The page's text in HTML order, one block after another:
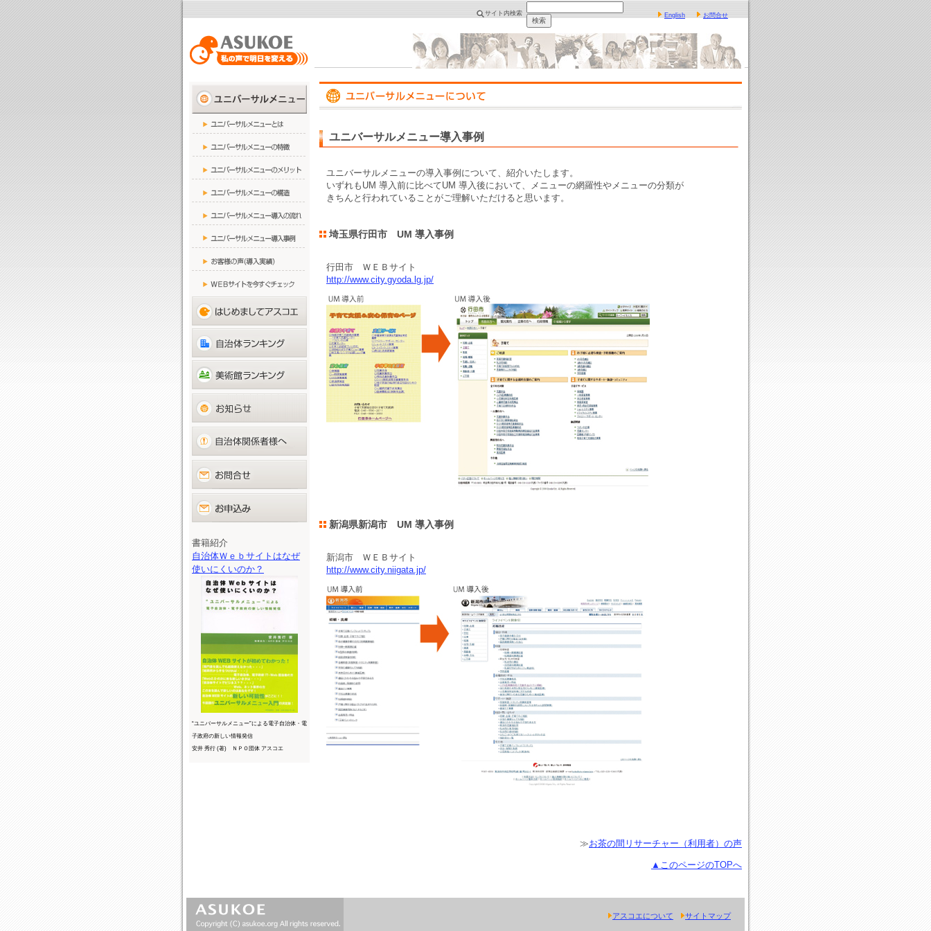
サイト内検索 English お問合せ
書籍紹介
自治体Ｗｅｂサイトはなぜ
使いにくいのか？
“ユニバーサルメニュー”による電子自治体・電
子政府の新しい情報発信
安井 秀行 (著) ＮＰＯ団体 アスコエ
ユニバーサルメニュー導入事例
ユニバーサルメニューの導入事例について、紹介いたします。
いずれもUM 導入前に比べてUM 導入後において、メニューの網羅性やメニューの分類が
きちんと行われていることがご理解いただけると思います。
埼玉県行田市 UM 導入事例
行田市 ＷＥＢサイト
http://www.city.gyoda.lg.jp/
新潟県新潟市 UM 導入事例
新潟市 ＷＥＢサイト
http://www.city.niigata.jp/
≫お茶の間リサーチャー（利用者）の声
▲このページのTOPへ
アスコエについて サイトマップ